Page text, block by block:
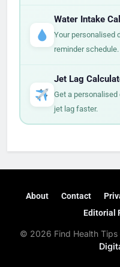
Water Intake
Your personalised
reminder schedule.
Jet Lag
Get a personalised
jet lag faster.
About Contact
Editorial
© 2026 Find Health